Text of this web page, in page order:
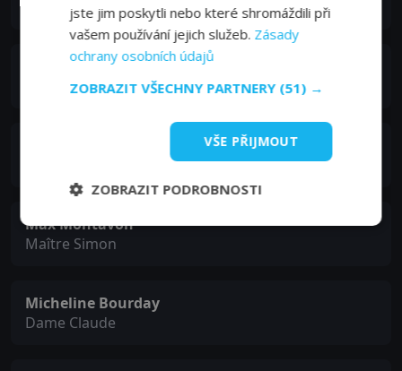
Le commissaire
Hervé Bellon
Max Montavon
Maître Simon
Micheline Bourday
Dame Claude
jste jim poskytli nebo které shromáždili při
vašem používání jejich služeb. Zásady
ochrany osobních údajů
ZOBRAZIT VŠECHNY PARTNERY (51) →
VŠE PŘIJMOUT
ZOBRAZIT PODROBNOSTI